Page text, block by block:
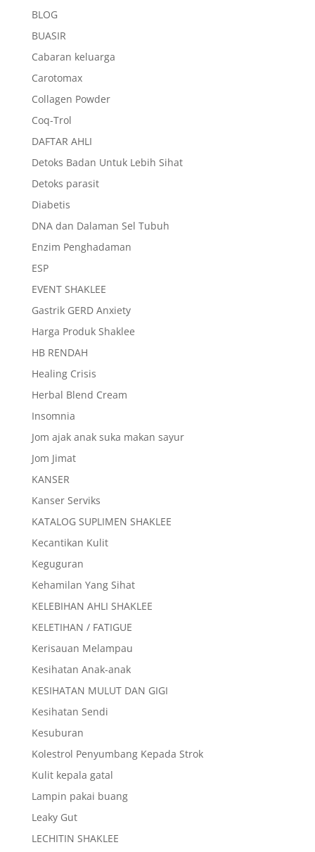
BLOG
BUASIR
Cabaran keluarga
Carotomax
Collagen Powder
Coq-Trol
DAFTAR AHLI
Detoks Badan Untuk Lebih Sihat
Detoks parasit
Diabetis
DNA dan Dalaman Sel Tubuh
Enzim Penghadaman
ESP
EVENT SHAKLEE
Gastrik GERD Anxiety
Harga Produk Shaklee
HB RENDAH
Healing Crisis
Herbal Blend Cream
Insomnia
Jom ajak anak suka makan sayur
Jom Jimat
KANSER
Kanser Serviks
KATALOG SUPLIMEN SHAKLEE
Kecantikan Kulit
Keguguran
Kehamilan Yang Sihat
KELEBIHAN AHLI SHAKLEE
KELETIHAN / FATIGUE
Kerisauan Melampau
Kesihatan Anak-anak
KESIHATAN MULUT DAN GIGI
Kesihatan Sendi
Kesuburan
Kolestrol Penyumbang Kepada Strok
Kulit kepala gatal
Lampin pakai buang
Leaky Gut
LECHITIN SHAKLEE